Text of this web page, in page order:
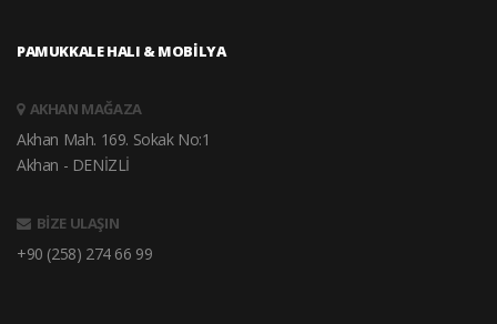
PAMUKKALE HALI & MOBİLYA
AKHAN MAĞAZA
Akhan Mah. 169. Sokak No:1
Akhan - DENİZLİ
BİZE ULAŞIN
+90 (258) 274 66 99